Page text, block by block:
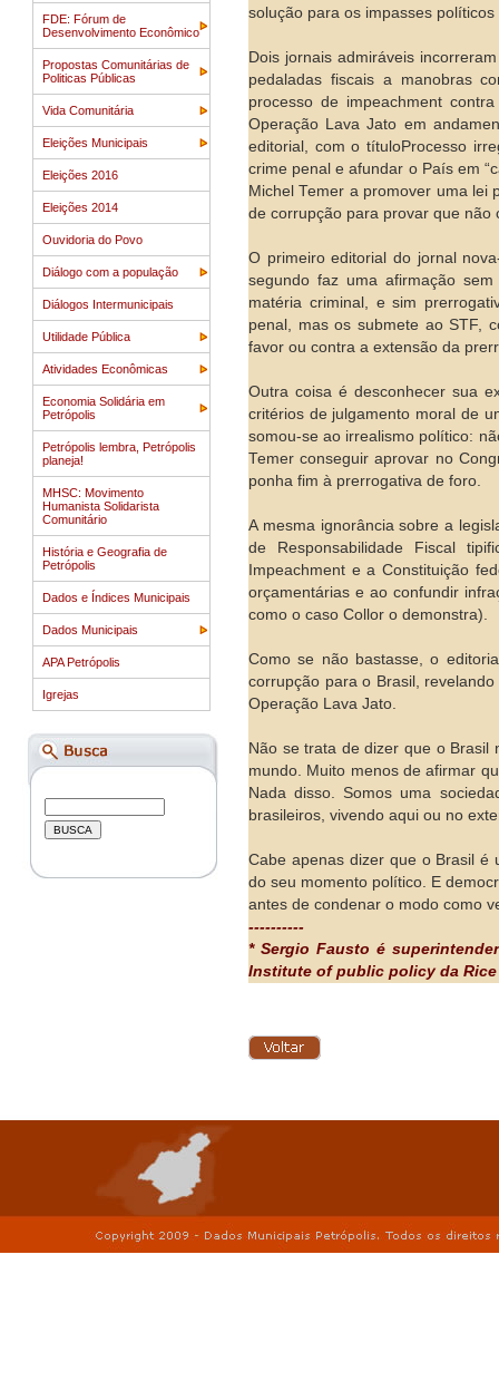
FDE: Fórum de
Desenvolvimento Econômico
Propostas Comunitárias de
Politicas Públicas
Vida Comunitária
Eleições Municipais
Eleições 2016
Eleições 2014
Ouvidoria do Povo
Diálogo com a população
Diálogos Intermunicipais
Utilidade Pública
Atividades Econômicas
Economia Solidária em
Petrópolis
Petrópolis lembra, Petrópolis
planeja!
MHSC: Movimento
Humanista Solidarista
Comunitário
História e Geografia de
Petrópolis
Dados e Índices Municipais
Dados Municipais
APA Petrópolis
Igrejas
solução para os impasses
Dois jornais admiráveis
pedaladas fiscais a manobras
processo de impeachment
Operação Lava Jato em
editorial, com o títuloProcesso
crime penal e afundar o País em
Michel Temer a promover uma lei
de corrupção para provar que não
O primeiro editorial do jornal
segundo faz uma afirmação
matéria criminal, e sim
penal, mas os submete ao STF,
favor ou contra a extensão da
Outra coisa é desconhecer sua
critérios de julgamento moral de
somou-se ao irrealismo político:
Temer conseguir aprovar no
ponha fim à prerrogativa de foro.
A mesma ignorância sobre a
de Responsabilidade Fiscal
Impeachment e a Constituição
orçamentárias e ao confundir
como o caso Collor o demonstra).
Como se não bastasse, o
corrupção para o Brasil,
Operação Lava Jato.
Não se trata de dizer que o Brasil
mundo. Muito menos de afirmar
Nada disso. Somos uma
brasileiros, vivendo aqui ou no
Cabe apenas dizer que o Brasil é
do seu momento político. E
antes de condenar o modo como
----------
* Sergio Fausto é
Institute of public policy da Rice